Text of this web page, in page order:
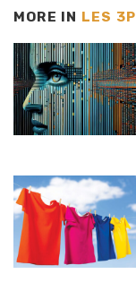
MORE IN LES 3P